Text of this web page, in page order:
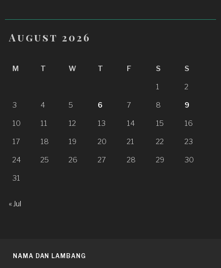
August 2026
M T W T F S S
1 2
3 4 5 6 7 8 9
10 11 12 13 14 15 16
17 18 19 20 21 22 23
24 25 26 27 28 29 30
31
« Jul
NAMA DAN LAMBANG